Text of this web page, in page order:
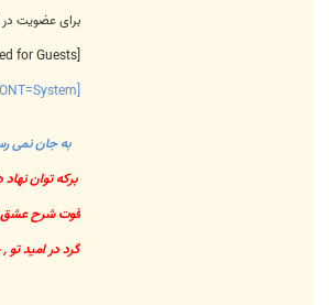
برای عضویت
[External Link Removed for Guests]
[FONT=System]
به جان نمی
برکه توان
قوت شرح عشق
گرد در امید